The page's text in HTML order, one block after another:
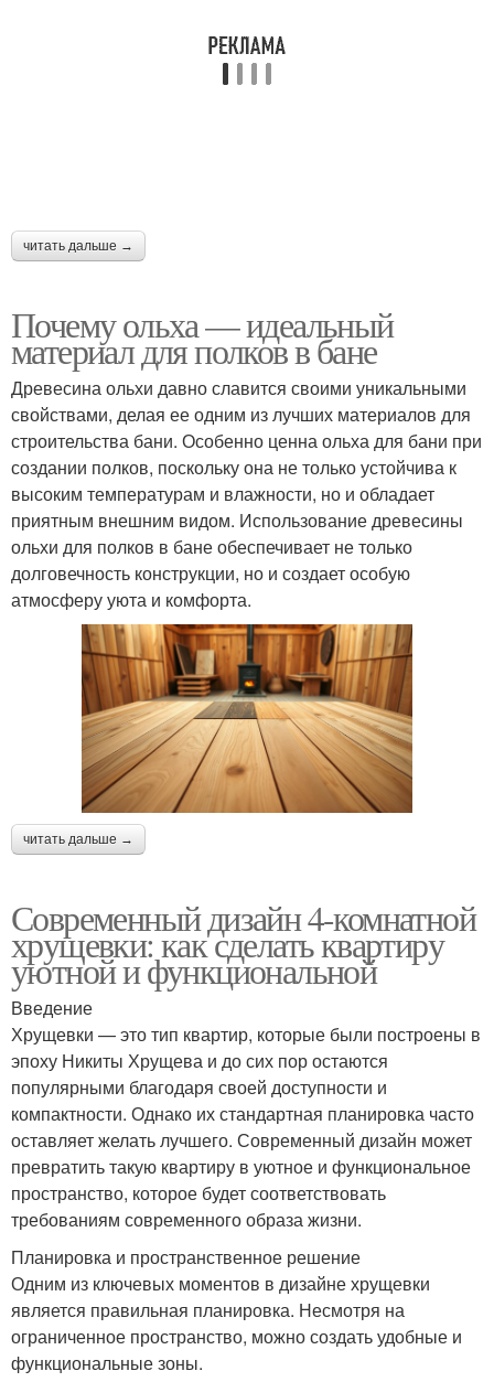
читать дальше →
Почему ольха — идеальный
материал для полков в бане
Древесина ольхи давно славится своими уникальными
свойствами, делая ее одним из лучших материалов для
строительства бани. Особенно ценна ольха для бани при
создании полков, поскольку она не только устойчива к
высоким температурам и влажности, но и обладает
приятным внешним видом. Использование древесины
ольхи для полков в бане обеспечивает не только
долговечность конструкции, но и создает особую
атмосферу уюта и комфорта.
читать дальше →
Современный дизайн 4-комнатной
хрущевки: как сделать квартиру
уютной и функциональной
Введение
Хрущевки — это тип квартир, которые были построены в
эпоху Никиты Хрущева и до сих пор остаются
популярными благодаря своей доступности и
компактности. Однако их стандартная планировка часто
оставляет желать лучшего. Современный дизайн может
превратить такую квартиру в уютное и функциональное
пространство, которое будет соответствовать
требованиям современного образа жизни.
Планировка и пространственное решение
Одним из ключевых моментов в дизайне хрущевки
является правильная планировка. Несмотря на
ограниченное пространство, можно создать удобные и
функциональные зоны.